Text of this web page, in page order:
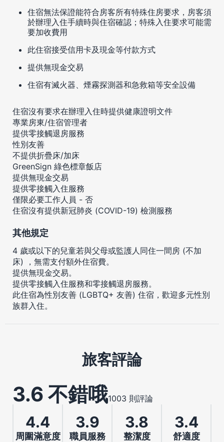
住宿無法保證能符合房客所有特殊住房要求，房客須
於辦理入住手續時與住宿確認；特殊入住要求可能需
要加收費用
此住宿接受信用卡及現金等付款方式
提供無現金交易
住宿有滅火器、煙霧探測器和急救箱等安全設備
住宿沒有要求在辦理入住時提供健康證明文件
專業房東/住宿管理者
提供零接觸退房服務
性別友善
不提供折疊床/加床
GreenSign 綠色標章飯店
提供無現金交易
提供零接觸入住服務
僅限必要工作人員 - 否
住宿沒有提供新冠肺炎 (COVID-19) 檢測服務
其他規定
4 歲或以下的兒童若與父母或監護人同住一間房 (不加
床) ，無需支付額外住宿費。
提供無現金交易。
提供零接觸入住服務和零接觸退房服務。
此住宿為性別友善 (LGBTQ+ 友善) 住宿，歡迎多元性別
族群入住。
旅客評論
3.6 不錯哦1003 則評論
4.4
周圍滿意度
3.9
職員服務
3.8
整潔度
3.4
舒適度